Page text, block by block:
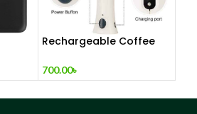
Rechargeable Coffee
Foamer.
700.00৳